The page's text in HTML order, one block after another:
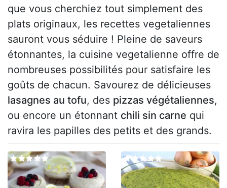
que vous cherchiez tout simplement des
plats originaux, les recettes vegetaliennes
sauront vous séduire ! Pleine de saveurs
étonnantes, la cuisine vegetalienne offre de
nombreuses possibilités pour satisfaire les
goûts de chacun. Savourez de délicieuses
lasagnes au tofu, des pizzas végétaliennes,
ou encore un étonnant chili sin carne qui
ravira les papilles des petits et des grands.